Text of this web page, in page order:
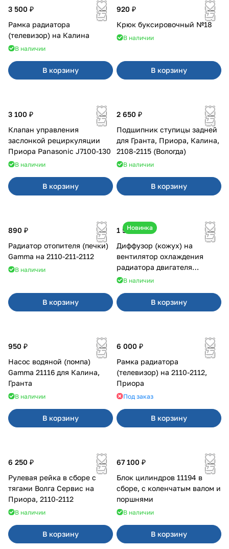
3 500 ₽
Рамка радиатора
(телевизор) на Калина
В наличии
В корзину
920 ₽
Крюк буксировочный №18
В наличии
В корзину
3 100 ₽
Клапан управления
заслонкой рециркуляции
Приора Panasonic J7100-130
В наличии
В корзину
2 650 ₽
Подшипник ступицы задней
для Гранта, Приора, Калина,
2108-2115 (Вологда)
В наличии
В корзину
890 ₽
Радиатор отопителя (печки)
Gamma на 2110-211-2112
В наличии
В корзину
Новинка
1 500 ₽
Диффузор (кожух) на
вентилятор охлаждения
радиатора двигателя
Приора 2170 Panasonic
В наличии
В корзину
950 ₽
Насос водяной (помпа)
Gamma 21116 для Калина,
Гранта
В наличии
В корзину
6 000 ₽
Рамка радиатора
(телевизор) на 2110-2112,
Приора
Под заказ
В корзину
6 250 ₽
Рулевая рейка в сборе с
тягами Волга Сервис на
Приора, 2110-2112
В наличии
В корзину
67 100 ₽
Блок цилиндров 11194 в
сборе, с коленчатым валом и
поршнями
В наличии
В корзину